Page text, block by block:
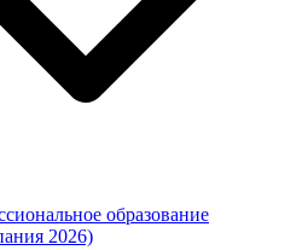
образование
2026)